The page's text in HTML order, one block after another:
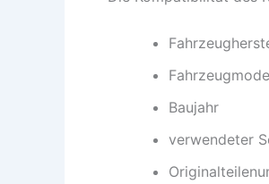
Baujahr
verwendeter